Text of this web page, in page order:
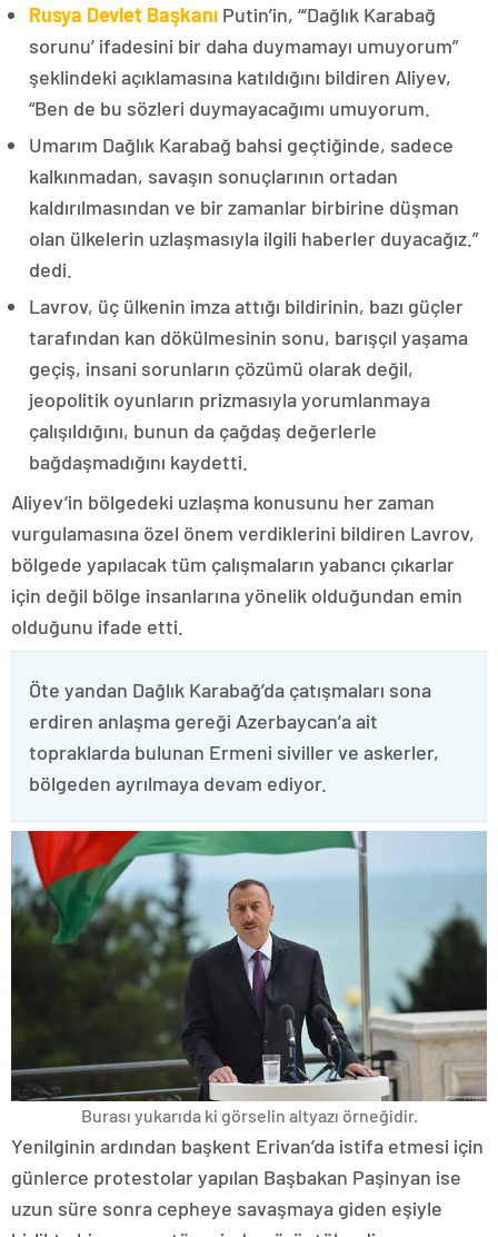
Rusya Devlet Başkanı Putin’in, “‘Dağlık Karabağ
sorunu’ ifadesini bir daha duymamayı umuyorum”
şeklindeki açıklamasına katıldığını bildiren Aliyev,
“Ben de bu sözleri duymayacağımı umuyorum.
Umarım Dağlık Karabağ bahsi geçtiğinde, sadece
kalkınmadan, savaşın sonuçlarının ortadan
kaldırılmasından ve bir zamanlar birbirine düşman
olan ülkelerin uzlaşmasıyla ilgili haberler duyacağız.”
dedi.
Lavrov, üç ülkenin imza attığı bildirinin, bazı güçler
tarafından kan dökülmesinin sonu, barışçıl yaşama
geçiş, insani sorunların çözümü olarak değil,
jeopolitik oyunların prizmasıyla yorumlanmaya
çalışıldığını, bunun da çağdaş değerlerle
bağdaşmadığını kaydetti.
Aliyev’in bölgedeki uzlaşma konusunu her zaman
vurgulamasına özel önem verdiklerini bildiren Lavrov,
bölgede yapılacak tüm çalışmaların yabancı çıkarlar
için değil bölge insanlarına yönelik olduğundan emin
olduğunu ifade etti.
Öte yandan Dağlık Karabağ’da çatışmaları sona
erdiren anlaşma gereği Azerbaycan’a ait
topraklarda bulunan Ermeni siviller ve askerler,
bölgeden ayrılmaya devam ediyor.
Burası yukarıda ki görselin altyazı örneğidir.
Yenilginin ardından başkent Erivan’da istifa etmesi için
günlerce protestolar yapılan Başbakan Paşinyan ise
uzun süre sonra cepheye savaşmaya giden eşiyle